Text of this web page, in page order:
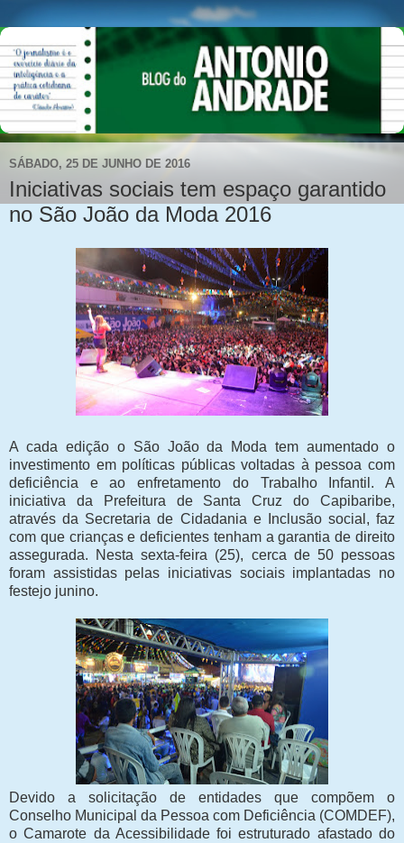
SÁBADO, 25 DE JUNHO DE 2016
Iniciativas sociais tem espaço garantido
no São João da Moda 2016
A cada edição o São João da Moda tem aumentado o
investimento em políticas públicas voltadas à pessoa com
deficiência e ao enfretamento do Trabalho Infantil. A
iniciativa da Prefeitura de Santa Cruz do Capibaribe,
através da Secretaria de Cidadania e Inclusão social, faz
com que crianças e deficientes tenham a garantia de direito
assegurada. Nesta sexta-feira (25), cerca de 50 pessoas
foram assistidas pelas iniciativas sociais implantadas no
festejo junino.
Devido a solicitação de entidades que compõem o
Conselho Municipal da Pessoa com Deficiência (COMDEF),
o Camarote da Acessibilidade foi estruturado afastado do